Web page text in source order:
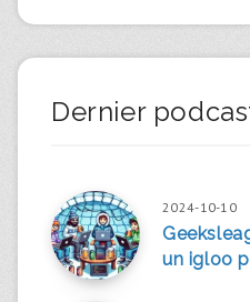
Dernier
2024-10-10
un igloo